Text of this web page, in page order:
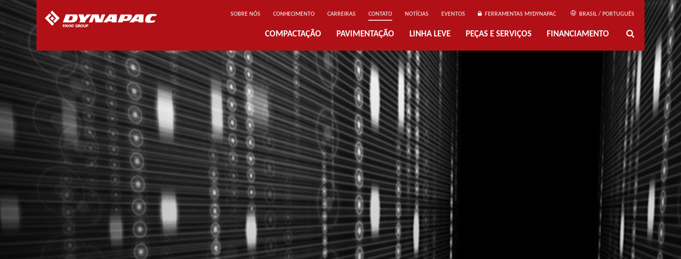
SOBRE NÓS CONHECIMENTO CARREIRAS CONTATO NOTÍCIAS EVENTOS FERRAMENTAS MYDYNAPAC BRASIL / PORTUGUÊS
COMPACTAÇÃO PAVIMENTAÇÃO LINHA LEVE PEÇAS E SERVIÇOS FINANCIAMENTO